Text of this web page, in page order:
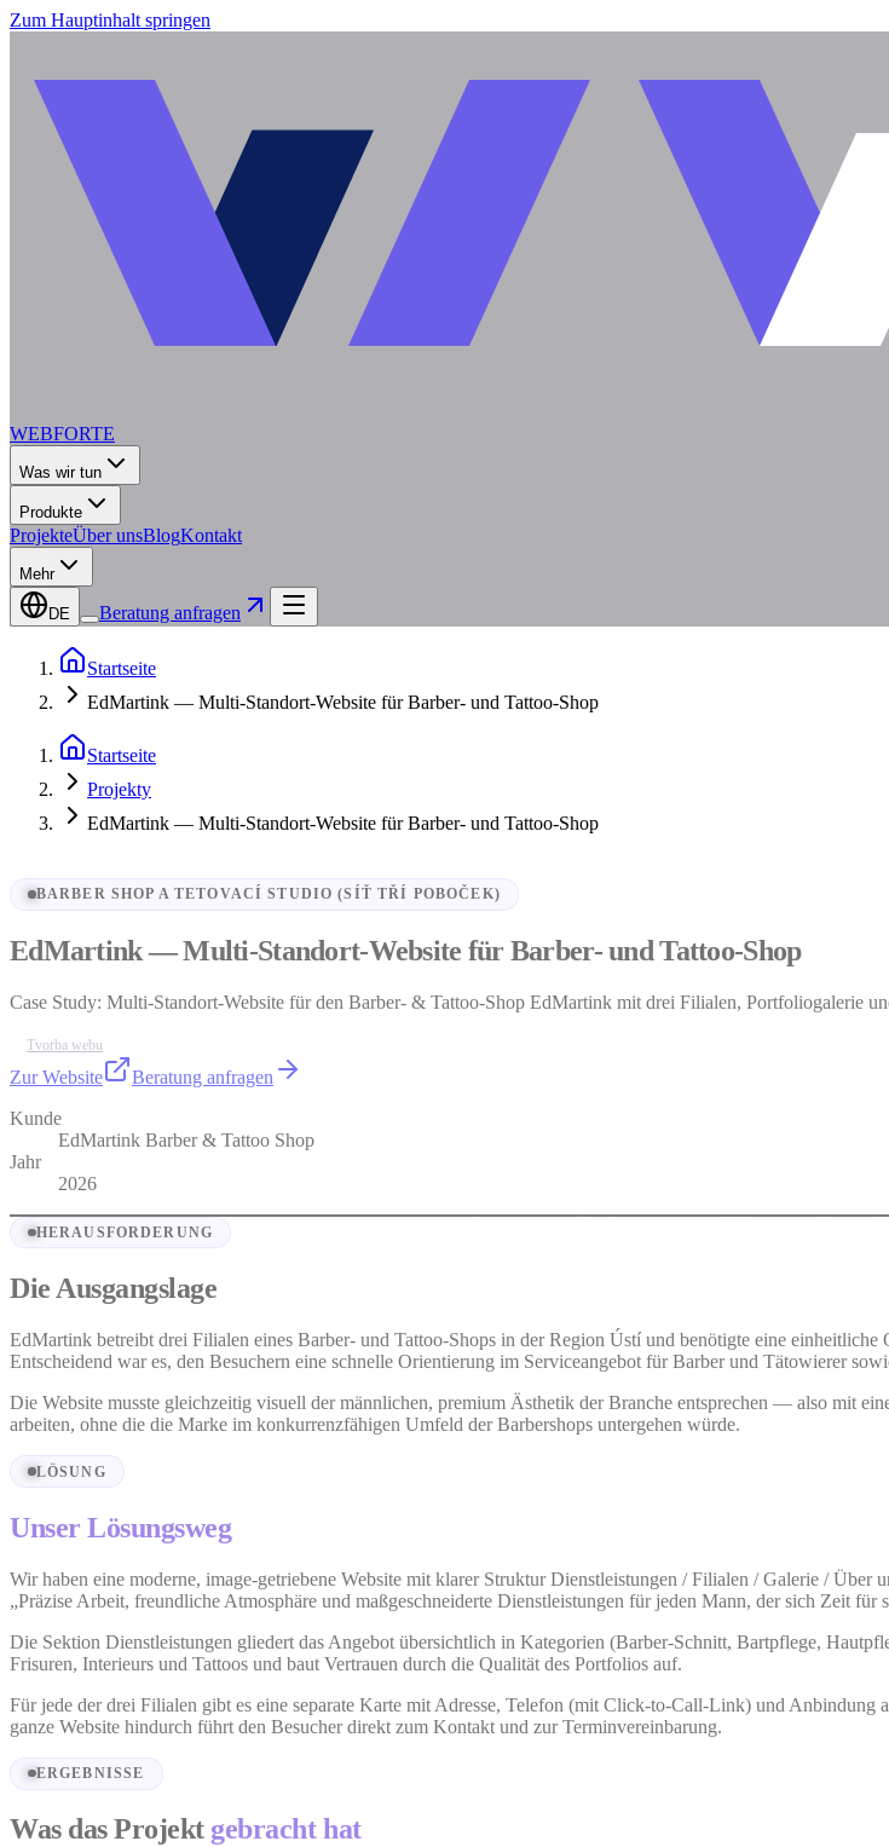
Zum Hauptinhalt springen
WEBFORTE
Was wir tun
Produkte
ProjekteÜber unsBlogKontakt
Mehr
DE Beratung anfragen
Startseite
EdMartink — Multi-Standort-Website für Barber- und Tattoo-Shop
Startseite
Projekty
EdMartink — Multi-Standort-Website für Barber- und Tattoo-Shop
BARBER SHOP A TETOVACÍ STUDIO (SÍŤ TŘÍ POBOČEK)
EdMartink — Multi-Standort-Website für Barber- und Tattoo-Shop
Case Study: Multi-Standort-Website für den Barber- & Tattoo-Shop EdMartink mit drei Filialen, Portfoliogalerie
Tvorba webu
Zur Website
Beratung anfragen
Kunde
EdMartink Barber & Tattoo Shop
Jahr
2026
HERAUSFORDERUNG
Die Ausgangslage
EdMartink betreibt drei Filialen eines Barber- und Tattoo-Shops in der Region Ústí und benötigte eine
Entscheidend war es, den Besuchern eine schnelle Orientierung im Serviceangebot für Barber und Tätowierer
Die Website musste gleichzeitig visuell der männlichen, premium Ästhetik der Branche entsprechen — also mit
arbeiten, ohne die die Marke im konkurrenzfähigen Umfeld der Barbershops untergehen würde.
LÖSUNG
Unser Lösungsweg
Wir haben eine moderne, image-getriebene Website mit klarer Struktur Dienstleistungen / Filialen / Galerie /
„Präzise Arbeit, freundliche Atmosphäre und maßgeschneiderte Dienstleistungen für jeden Mann, der sich Zeit für
Die Sektion Dienstleistungen gliedert das Angebot übersichtlich in Kategorien (Barber-Schnitt, Bartpflege,
Frisuren, Interieurs und Tattoos und baut Vertrauen durch die Qualität des Portfolios auf.
Für jede der drei Filialen gibt es eine separate Karte mit Adresse, Telefon (mit Click-to-Call-Link) und
ganze Website hindurch führt den Besucher direkt zum Kontakt und zur Terminvereinbarung.
ERGEBNISSE
Was das Projekt gebracht hat